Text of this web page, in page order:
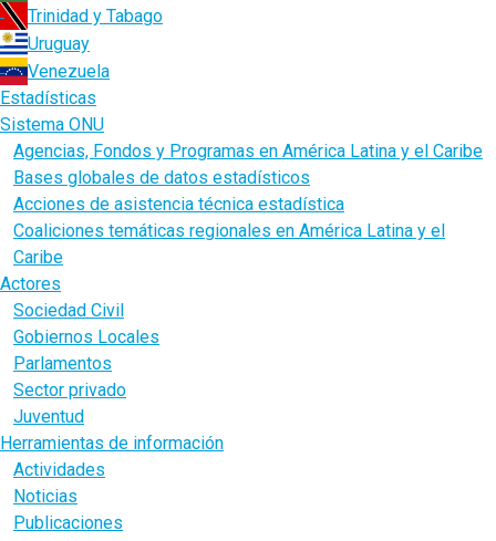
Trinidad y Tabago
Uruguay
Venezuela
Estadísticas
Sistema ONU
Agencias, Fondos y Programas en América Latina y el Caribe
Bases globales de datos estadísticos
Acciones de asistencia técnica estadística
Coaliciones temáticas regionales en América Latina y el
Caribe
Actores
Sociedad Civil
Gobiernos Locales
Parlamentos
Sector privado
Juventud
Herramientas de información
Actividades
Noticias
Publicaciones